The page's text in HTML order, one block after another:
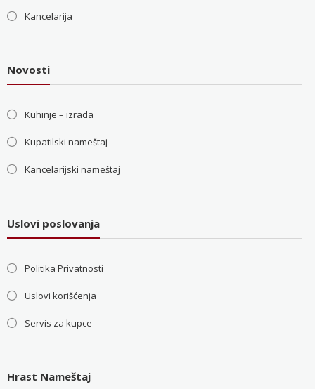
Kancelarija
Novosti
Kuhinje – izrada
Kupatilski nameštaj
Kancelarijski nameštaj
Uslovi poslovanja
Politika Privatnosti
Uslovi korišćenja
Servis za kupce
Hrast Nameštaj